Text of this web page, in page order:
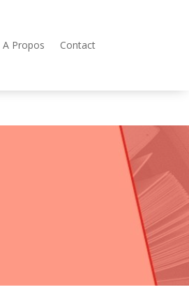
A Propos Contact